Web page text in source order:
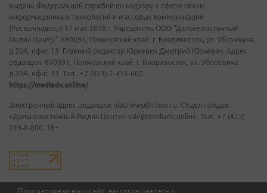
Просматривая наш сайт, вы соглашаетесь с
выдано Федеральной службой по надзору в сфере связи,
информационных технологий и массовых коммуникаций
(Роскомнадзор) 17 мая 2018 г. Учредитель ООО "Дальневосточный
Медиа Центр". 690091, Приморский край, г. Владивосток, ул. Уборевича,
д.20А, офис 13. Главный редактор Юркевич Дмитрий Юрьевич. Адрес
редакции: 690091, Приморский край, г. Владивосток, ул. Уборевича,
д.20А, офис 13. Тел.: +7 (423) 2-415-600.
https://mediadv.online/
Электронный адрес редакции: vladnews@inbox.ru. Отдел продаж
«Дальневосточный Медиа Центр» sale@mediadv.online. Тел.: +7 (423)
249-8-800. 18+